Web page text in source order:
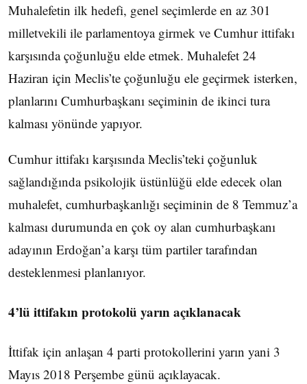
Muhalefetin ilk hedefi, genel seçimlerde en az 301
milletvekili ile parlamentoya girmek ve Cumhur ittifakı
karşısında çoğunluğu elde etmek. Muhalefet 24
Haziran için Meclis’te çoğunluğu ele geçirmek isterken,
planlarını Cumhurbaşkanı seçiminin de ikinci tura
kalması yönünde yapıyor.
Cumhur ittifakı karşısında Meclis’teki çoğunluk
sağlandığında psikolojik üstünlüğü elde edecek olan
muhalefet, cumhurbaşkanlığı seçiminin de 8 Temmuz’a
kalması durumunda en çok oy alan cumhurbaşkanı
adayının Erdoğan’a karşı tüm partiler tarafından
desteklenmesi planlanıyor.
4’lü ittifakın protokolü yarın açıklanacak
İttifak için anlaşan 4 parti protokollerini yarın yani 3
Mayıs 2018 Perşembe günü açıklayacak.